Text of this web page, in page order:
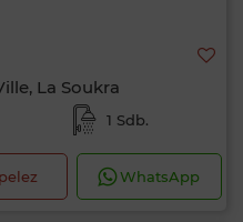
La Soukra
1 Sdb.
WhatsApp